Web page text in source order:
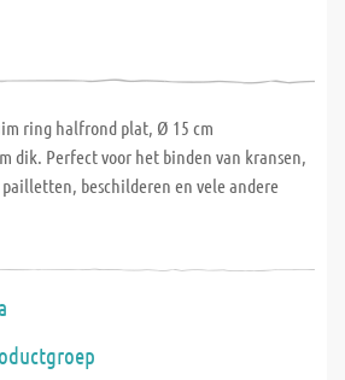
ring halfrond plat, Ø 15 cm
dik. Perfect voor het binden van kransen,
beschilderen en vele andere